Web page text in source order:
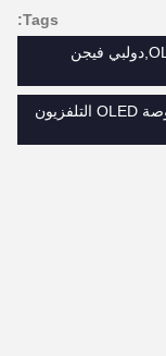
Tags:
التلفزيون الذكي OLED 4K,4K UHD OLED TV,دولبي فيجن
تلفزيون ذكي 4K UHD مقاس 75 بوصة,65 بوصة OLED التلفزيون